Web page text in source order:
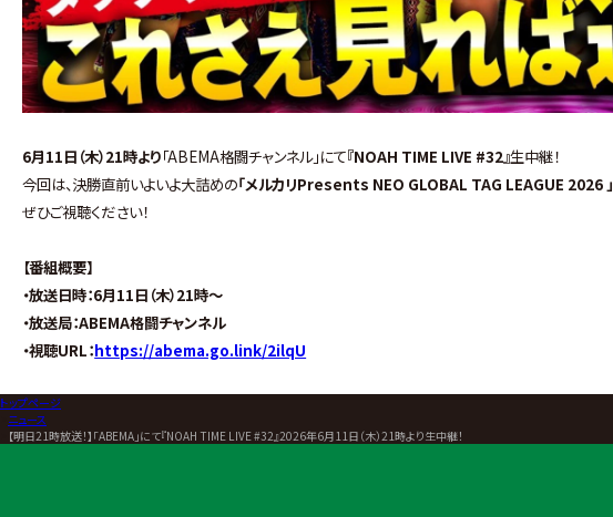
6月11日（木）21時より「ABEMA格闘チャンネル」にて『NOAH TIME LIVE #32』生中継！
今回は、決勝直前いよいよ大詰めの「メルカリPresents NEO GLOBAL TAG LEAGUE 2026 」
ぜひご視聴ください！
【番組概要】
・放送日時：6月11日（木）21時～
・放送局：ABEMA格闘チャンネル
・視聴URL：https://abema.go.link/2ilqU
トップページ
ニュース
【明日21時放送！】「ABEMA」にて『NOAH TIME LIVE #32』2026年6月11日（木）21時より生中継！